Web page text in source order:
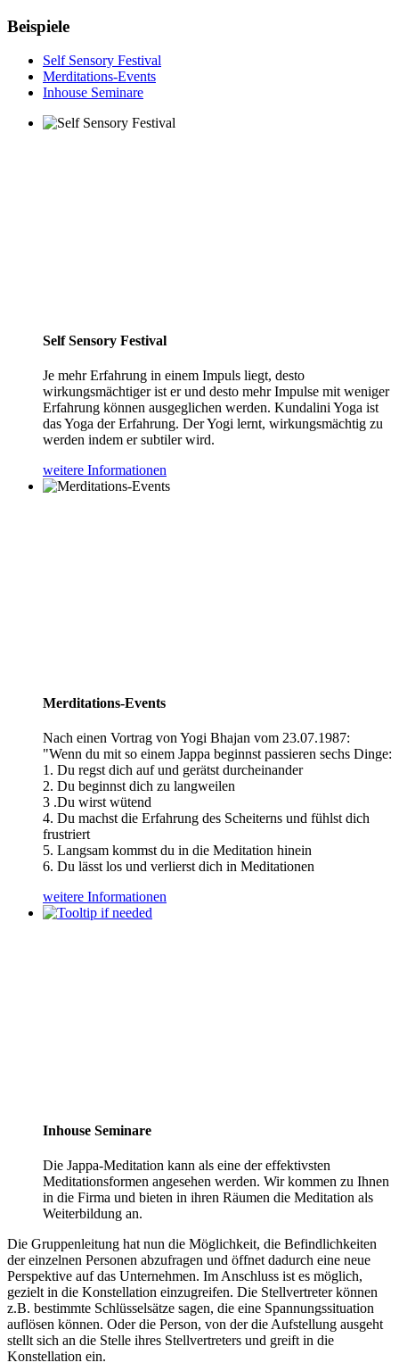
Beispiele
Self Sensory Festival
Merditations-Events
Inhouse Seminare
Self Sensory Festival
Je mehr Erfahrung in einem Impuls liegt, desto
wirkungsmächtiger ist er und desto mehr Impulse mit weniger
Erfahrung können ausgeglichen werden. Kundalini Yoga ist
das Yoga der Erfahrung. Der Yogi lernt, wirkungsmächtig zu
werden indem er subtiler wird.
weitere Informationen
Merditations-Events
Nach einen Vortrag von Yogi Bhajan vom 23.07.1987:
"Wenn du mit so einem Jappa beginnst passieren sechs Dinge:
1. Du regst dich auf und gerätst durcheinander
2. Du beginnst dich zu langweilen
3 .Du wirst wütend
4. Du machst die Erfahrung des Scheiterns und fühlst dich
frustriert
5. Langsam kommst du in die Meditation hinein
6. Du lässt los und verlierst dich in Meditationen
weitere Informationen
Inhouse Seminare
Die Jappa-Meditation kann als eine der effektivsten
Meditationsformen angesehen werden. Wir kommen zu Ihnen
in die Firma und bieten in ihren Räumen die Meditation als
Weiterbildung an.
Die Gruppenleitung hat nun die Möglichkeit, die Befindlichkeiten
der einzelnen Personen abzufragen und öffnet dadurch eine neue
Perspektive auf das Unternehmen. Im Anschluss ist es möglich,
gezielt in die Konstellation einzugreifen. Die Stellvertreter können
z.B. bestimmte Schlüsselsätze sagen, die eine Spannungssituation
auflösen können. Oder die Person, von der die Aufstellung ausgeht
stellt sich an die Stelle ihres Stellvertreters und greift in die
Konstellation ein.